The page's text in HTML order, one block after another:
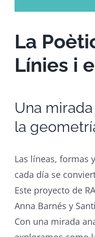
La
Línies i
Una
la
Las líneas, formas
cada día se
Este proyecto de
Anna Barnés y
Con una mirada